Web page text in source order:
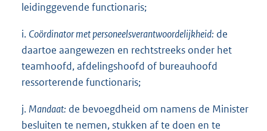
leidinggevende functionaris;
i. Coördinator met personeelsverantwoordelijkheid: de
daartoe aangewezen en rechtstreeks onder het
teamhoofd, afdelingshoofd of bureauhoofd
ressorterende functionaris;
j. Mandaat: de bevoegdheid om namens de Minister
besluiten te nemen, stukken af te doen en te